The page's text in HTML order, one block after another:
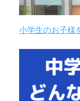
小学生のお子様